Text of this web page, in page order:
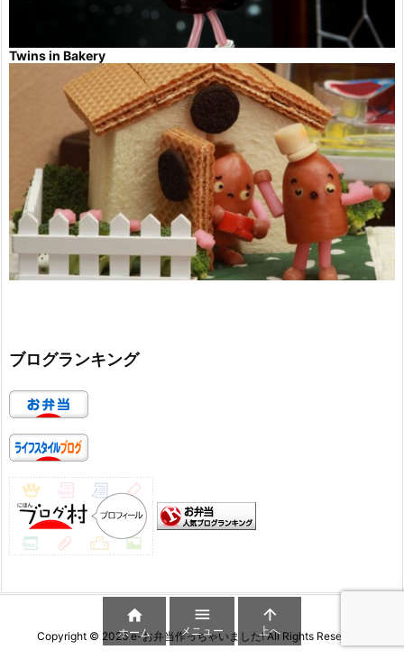
Twins in Bakery
ブログランキング
Copyright © 2026 e-お弁当作っちゃいました!All Rights Reserved.

ホーム

メニュー

上へ